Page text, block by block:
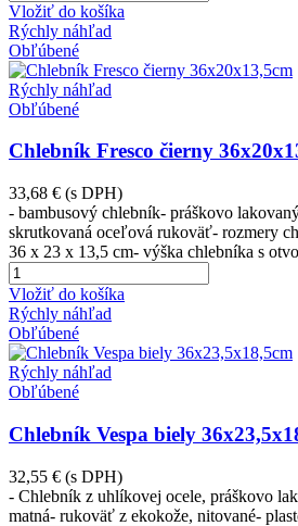
Vložiť do košíka
Rýchly náhľad
Obľúbené
Rýchly náhľad
Obľúbené
Chlebník Fresco čierny
33,68 € (s DPH)
- bambusový chlebník- práškovo
skrutkovaná oceľová rukoväť- rozmery
36 x 23 x 13,5 cm- výška chlebníka s
Vložiť do košíka
Rýchly náhľad
Obľúbené
Rýchly náhľad
Obľúbené
Chlebník Vespa biely
32,55 € (s DPH)
- Chlebník z uhlíkovej ocele, práškovo
matná- rukoväť z ekokože, nitované-